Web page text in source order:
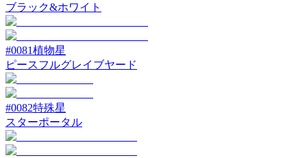
ブラック&ホワイト
#0081植物星
ピースフルグレイブヤード
#0082特殊星
スターポータル